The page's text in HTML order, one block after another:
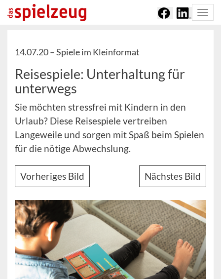
14.07.20 –Spiele im Kleinformat
Reisespiele: Unterhaltung für
unterwegs
Sie möchten stressfrei mit Kindern in den
Urlaub? Diese Reisespiele vertreiben
Langeweile und sorgen mit Spaß beim Spielen
für die nötige Abwechslung.
Vorheriges Bild Nächstes Bild